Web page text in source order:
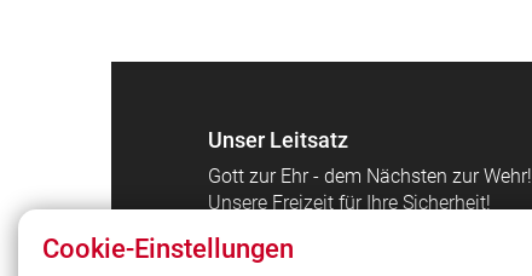
Unser Leitsatz
Gott zur Ehr - dem Nächsten zur Wehr!
Unsere Freizeit für Ihre Sicherheit!
Cookie-Einstellungen